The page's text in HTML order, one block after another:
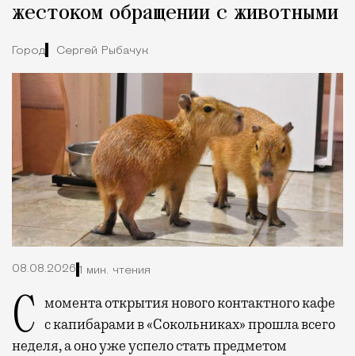
жестоком обращении с животными
Город Сергей Рыбачук
08.08.2026 1 мин. чтения
С момента открытия нового контактного кафе с капибарами в «Сокольниках» прошла всего
неделя, а оно уже успело стать предметом